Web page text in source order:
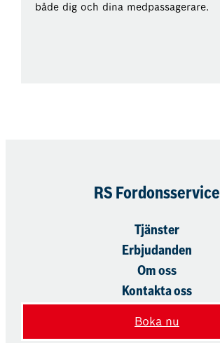
både dig och dina medpassagerare.
RS Fordonsservice
Tjänster
Erbjudanden
Om oss
Kontakta oss
Boka nu